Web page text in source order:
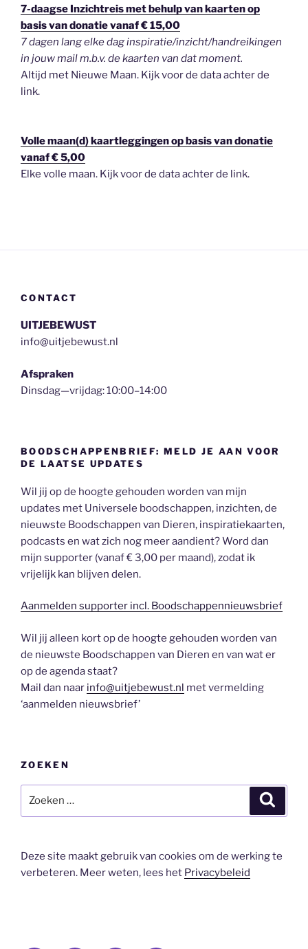
7-daagse Inzichtreis met behulp van kaarten op
basis van donatie vanaf € 15,00
7 dagen lang elke dag inspiratie/inzicht/handreikingen
in jouw mail m.b.v. de kaarten van dat moment.
Altijd met Nieuwe Maan. Kijk voor de data achter de
link.
Volle maan(d) kaartleggingen op basis van donatie
vanaf € 5,00
Elke volle maan. Kijk voor de data achter de link.
CONTACT
UITJEBEWUST
info@uitjebewust.nl
Afspraken
Dinsdag—vrijdag: 10:00–14:00
BOODSCHAPPENBRIEF: MELD JE AAN VOOR
DE LAATSE UPDATES
Wil jij op de hoogte gehouden worden van mijn
updates met Universele boodschappen, inzichten, de
nieuwste Boodschappen van Dieren, inspiratiekaarten,
podcasts en wat zich nog meer aandient? Word dan
mijn supporter (vanaf € 3,00 per maand), zodat ik
vrijelijk kan blijven delen.
Aanmelden supporter incl. Boodschappennieuwsbrief
Wil jij alleen kort op de hoogte gehouden worden van
de nieuwste Boodschappen van Dieren en van wat er
op de agenda staat?
Mail dan naar info@uitjebewust.nl met vermelding
‘aanmelden nieuwsbrief’
ZOEKEN
naar:
Deze site maakt gebruik van cookies om de werking te
verbeteren. Meer weten, lees het Privacybeleid